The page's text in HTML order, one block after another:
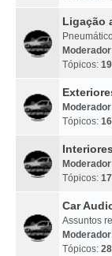
Ligação
Tópicos:
Tópicos:
Interiores
Tópicos:
Car
Assuntos
Tópicos: 28